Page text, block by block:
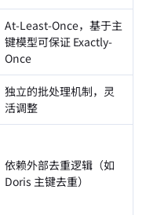
At-Least-Once，基于主
键模型可保证 Exactly-
Once
独立的批处理机制，灵
活调整
依赖外部去重逻辑（如
Doris 主键去重）